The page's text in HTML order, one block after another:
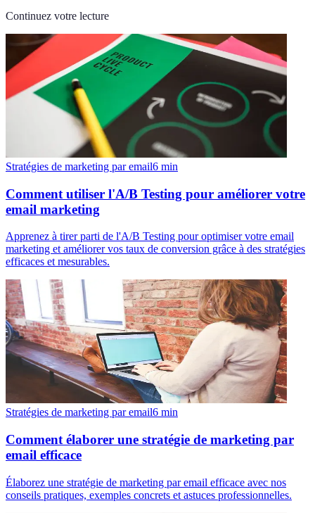
Continuez votre lecture
Stratégies de marketing par email6 min
Comment utiliser l'A/B Testing pour améliorer votre
email marketing
Apprenez à tirer parti de l'A/B Testing pour optimiser votre email
marketing et améliorer vos taux de conversion grâce à des stratégies
efficaces et mesurables.
Stratégies de marketing par email6 min
Comment élaborer une stratégie de marketing par
email efficace
Élaborez une stratégie de marketing par email efficace avec nos
conseils pratiques, exemples concrets et astuces professionnelles.